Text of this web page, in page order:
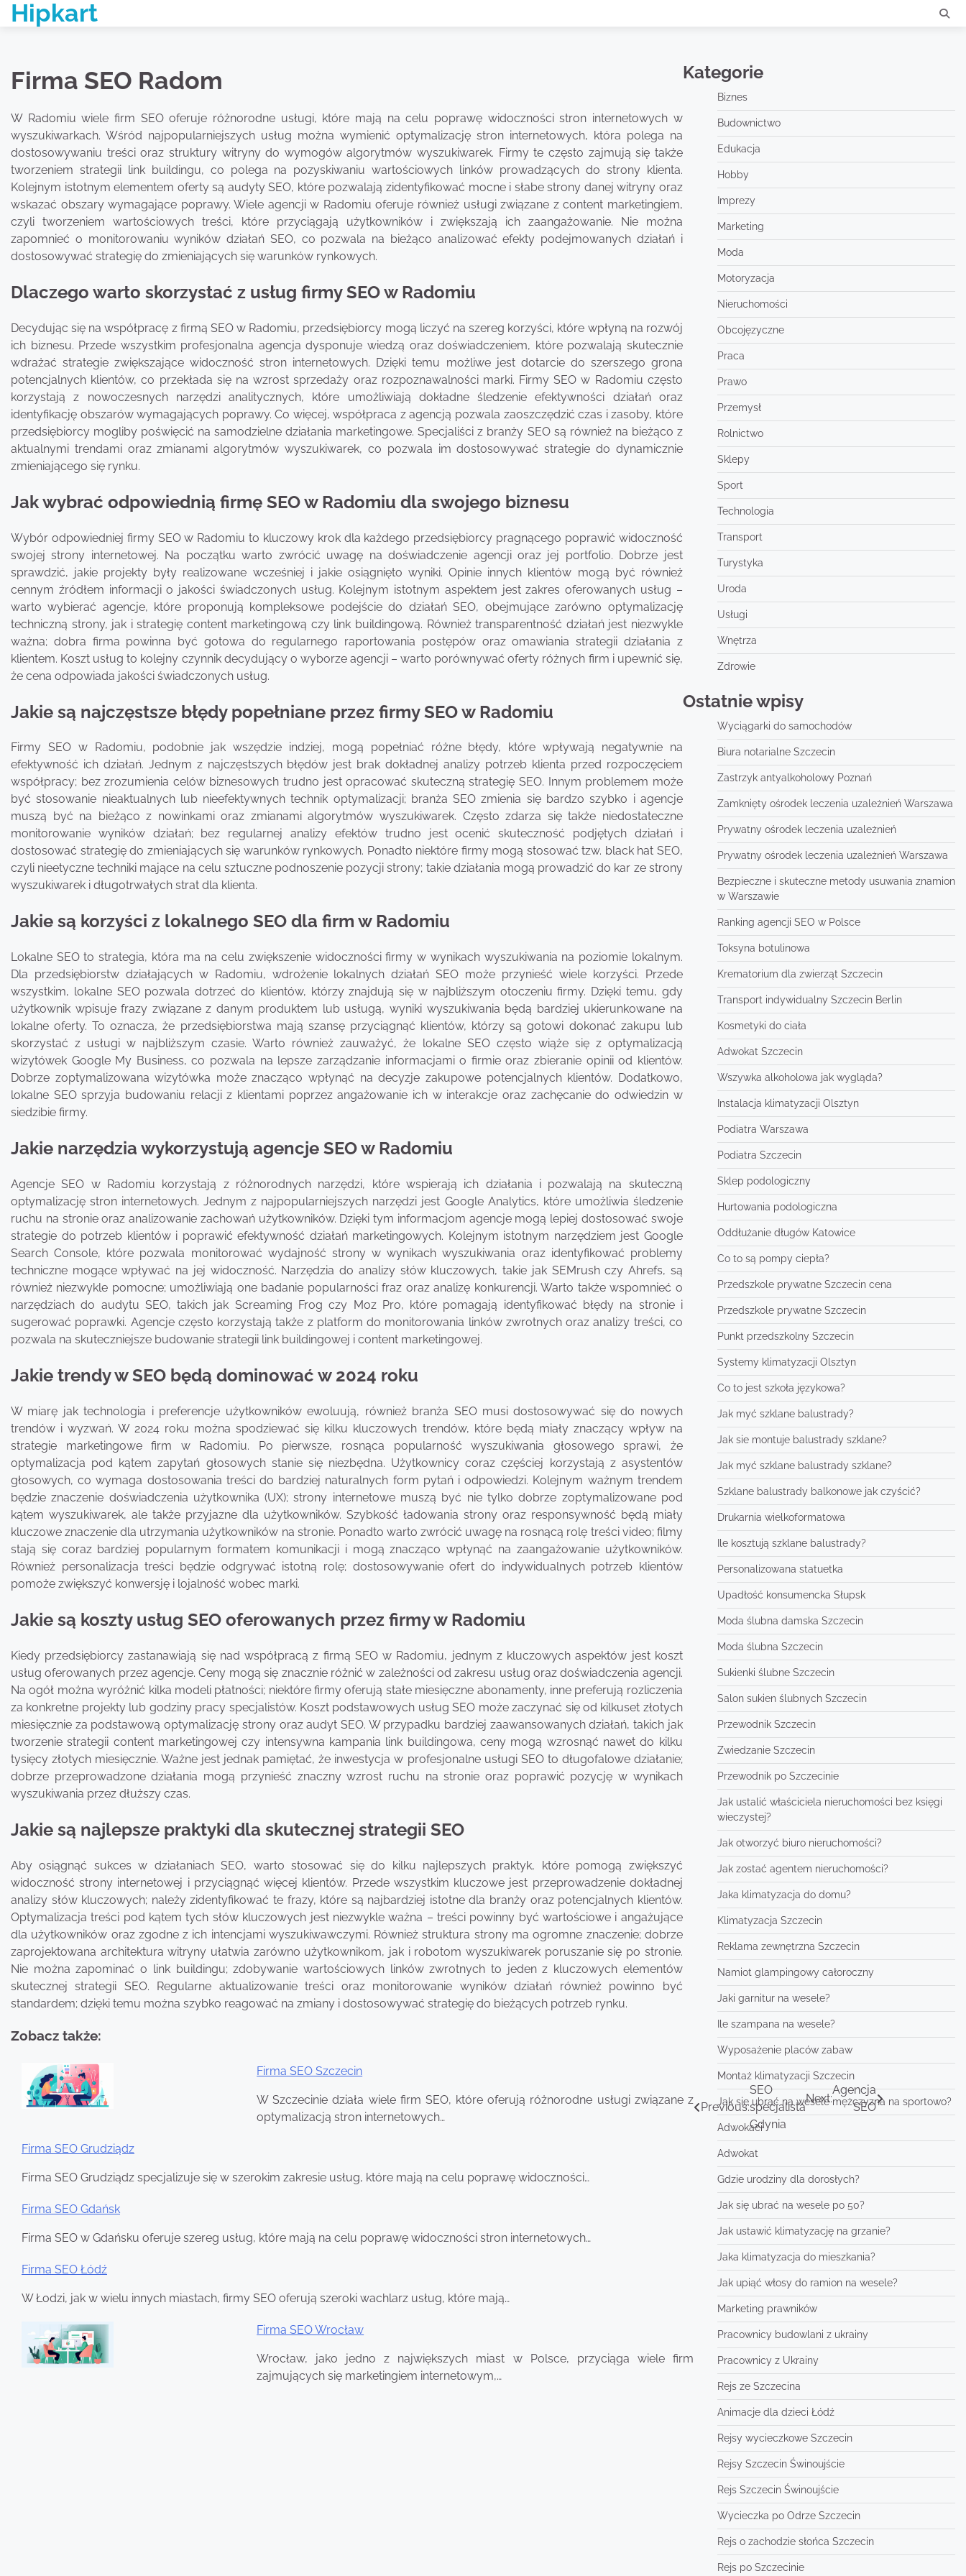
SkipHipkart
Firma SEO Radom
W Radomiu wiele firm SEO oferuje różnorodne usługi, które mają na celu poprawę widoczności stron internetowych w
wyszukiwarkach. Wśród najpopularniejszych usług można wymienić optymalizację stron internetowych, która polega na
dostosowywaniu treści oraz struktury witryny do wymogów algorytmów wyszukiwarek. Firmy te często zajmują się także
tworzeniem strategii link buildingu, co polega na pozyskiwaniu wartościowych linków prowadzących do strony klienta.
Kolejnym istotnym elementem oferty są audyty SEO, które pozwalają zidentyfikować mocne i słabe strony danej witryny oraz
wskazać obszary wymagające poprawy. Wiele agencji w Radomiu oferuje również usługi związane z content marketingiem,
czyli tworzeniem wartościowych treści, które przyciągają użytkowników i zwiększają ich zaangażowanie. Nie można
zapomnieć o monitorowaniu wyników działań SEO, co pozwala na bieżąco analizować efekty podejmowanych działań i
dostosowywać strategię do zmieniających się warunków rynkowych.
Dlaczego warto skorzystać z usług firmy SEO w Radomiu
Decydując się na współpracę z firmą SEO w Radomiu, przedsiębiorcy mogą liczyć na szereg korzyści, które wpłyną na rozwój
ich biznesu. Przede wszystkim profesjonalna agencja dysponuje wiedzą oraz doświadczeniem, które pozwalają skutecznie
wdrażać strategie zwiększające widoczność stron internetowych. Dzięki temu możliwe jest dotarcie do szerszego grona
potencjalnych klientów, co przekłada się na wzrost sprzedaży oraz rozpoznawalności marki. Firmy SEO w Radomiu często
korzystają z nowoczesnych narzędzi analitycznych, które umożliwiają dokładne śledzenie efektywności działań oraz
identyfikację obszarów wymagających poprawy. Co więcej, współpraca z agencją pozwala zaoszczędzić czas i zasoby, które
przedsiębiorcy mogliby poświęcić na samodzielne działania marketingowe. Specjaliści z branży SEO są również na bieżąco z
aktualnymi trendami oraz zmianami algorytmów wyszukiwarek, co pozwala im dostosowywać strategie do dynamicznie
zmieniającego się rynku.
Jak wybrać odpowiednią firmę SEO w Radomiu dla swojego biznesu
Wybór odpowiedniej firmy SEO w Radomiu to kluczowy krok dla każdego przedsiębiorcy pragnącego poprawić widoczność
swojej strony internetowej. Na początku warto zwrócić uwagę na doświadczenie agencji oraz jej portfolio. Dobrze jest
sprawdzić, jakie projekty były realizowane wcześniej i jakie osiągnięto wyniki. Opinie innych klientów mogą być również
cennym źródłem informacji o jakości świadczonych usług. Kolejnym istotnym aspektem jest zakres oferowanych usług –
warto wybierać agencje, które proponują kompleksowe podejście do działań SEO, obejmujące zarówno optymalizację
techniczną strony, jak i strategię content marketingową czy link buildingową. Również transparentność działań jest niezwykle
ważna; dobra firma powinna być gotowa do regularnego raportowania postępów oraz omawiania strategii działania z
klientem. Koszt usług to kolejny czynnik decydujący o wyborze agencji – warto porównywać oferty różnych firm i upewnić się,
że cena odpowiada jakości świadczonych usług.
Jakie są najczęstsze błędy popełniane przez firmy SEO w Radomiu
Firmy SEO w Radomiu, podobnie jak wszędzie indziej, mogą popełniać różne błędy, które wpływają negatywnie na
efektywność ich działań. Jednym z najczęstszych błędów jest brak dokładnej analizy potrzeb klienta przed rozpoczęciem
współpracy; bez zrozumienia celów biznesowych trudno jest opracować skuteczną strategię SEO. Innym problemem może
być stosowanie nieaktualnych lub nieefektywnych technik optymalizacji; branża SEO zmienia się bardzo szybko i agencje
muszą być na bieżąco z nowinkami oraz zmianami algorytmów wyszukiwarek. Często zdarza się także niedostateczne
monitorowanie wyników działań; bez regularnej analizy efektów trudno jest ocenić skuteczność podjętych działań i
dostosować strategię do zmieniających się warunków rynkowych. Ponadto niektóre firmy mogą stosować tzw. black hat SEO,
czyli nieetyczne techniki mające na celu sztuczne podnoszenie pozycji strony; takie działania mogą prowadzić do kar ze strony
wyszukiwarek i długotrwałych strat dla klienta.
Jakie są korzyści z lokalnego SEO dla firm w Radomiu
Lokalne SEO to strategia, która ma na celu zwiększenie widoczności firmy w wynikach wyszukiwania na poziomie lokalnym.
Dla przedsiębiorstw działających w Radomiu, wdrożenie lokalnych działań SEO może przynieść wiele korzyści. Przede
wszystkim, lokalne SEO pozwala dotrzeć do klientów, którzy znajdują się w najbliższym otoczeniu firmy. Dzięki temu, gdy
użytkownik wpisuje frazy związane z danym produktem lub usługą, wyniki wyszukiwania będą bardziej ukierunkowane na
lokalne oferty. To oznacza, że przedsiębiorstwa mają szansę przyciągnąć klientów, którzy są gotowi dokonać zakupu lub
skorzystać z usługi w najbliższym czasie. Warto również zauważyć, że lokalne SEO często wiąże się z optymalizacją
wizytówek Google My Business, co pozwala na lepsze zarządzanie informacjami o firmie oraz zbieranie opinii od klientów.
Dobrze zoptymalizowana wizytówka może znacząco wpłynąć na decyzje zakupowe potencjalnych klientów. Dodatkowo,
lokalne SEO sprzyja budowaniu relacji z klientami poprzez angażowanie ich w interakcje oraz zachęcanie do odwiedzin w
siedzibie firmy.
Jakie narzędzia wykorzystują agencje SEO w Radomiu
Agencje SEO w Radomiu korzystają z różnorodnych narzędzi, które wspierają ich działania i pozwalają na skuteczną
optymalizację stron internetowych. Jednym z najpopularniejszych narzędzi jest Google Analytics, które umożliwia śledzenie
ruchu na stronie oraz analizowanie zachowań użytkowników. Dzięki tym informacjom agencje mogą lepiej dostosować swoje
strategie do potrzeb klientów i poprawić efektywność działań marketingowych. Kolejnym istotnym narzędziem jest Google
Search Console, które pozwala monitorować wydajność strony w wynikach wyszukiwania oraz identyfikować problemy
techniczne mogące wpływać na jej widoczność. Narzędzia do analizy słów kluczowych, takie jak SEMrush czy Ahrefs, są
również niezwykle pomocne; umożliwiają one badanie popularności fraz oraz analizę konkurencji. Warto także wspomnieć o
narzędziach do audytu SEO, takich jak Screaming Frog czy Moz Pro, które pomagają identyfikować błędy na stronie i
sugerować poprawki. Agencje często korzystają także z platform do monitorowania linków zwrotnych oraz analizy treści, co
pozwala na skuteczniejsze budowanie strategii link buildingowej i content marketingowej.
Jakie trendy w SEO będą dominować w 2024 roku
W miarę jak technologia i preferencje użytkowników ewoluują, również branża SEO musi dostosowywać się do nowych
trendów i wyzwań. W 2024 roku można spodziewać się kilku kluczowych trendów, które będą miały znaczący wpływ na
strategie marketingowe firm w Radomiu. Po pierwsze, rosnąca popularność wyszukiwania głosowego sprawi, że
optymalizacja pod kątem zapytań głosowych stanie się niezbędna. Użytkownicy coraz częściej korzystają z asystentów
głosowych, co wymaga dostosowania treści do bardziej naturalnych form pytań i odpowiedzi. Kolejnym ważnym trendem
będzie znaczenie doświadczenia użytkownika (UX); strony internetowe muszą być nie tylko dobrze zoptymalizowane pod
kątem wyszukiwarek, ale także przyjazne dla użytkowników. Szybkość ładowania strony oraz responsywność będą miały
kluczowe znaczenie dla utrzymania użytkowników na stronie. Ponadto warto zwrócić uwagę na rosnącą rolę treści video; filmy
stają się coraz bardziej popularnym formatem komunikacji i mogą znacząco wpłynąć na zaangażowanie użytkowników.
Również personalizacja treści będzie odgrywać istotną rolę; dostosowywanie ofert do indywidualnych potrzeb klientów
pomoże zwiększyć konwersję i lojalność wobec marki.
Jakie są koszty usług SEO oferowanych przez firmy w Radomiu
Kiedy przedsiębiorcy zastanawiają się nad współpracą z firmą SEO w Radomiu, jednym z kluczowych aspektów jest koszt
usług oferowanych przez agencje. Ceny mogą się znacznie różnić w zależności od zakresu usług oraz doświadczenia agencji.
Na ogół można wyróżnić kilka modeli płatności; niektóre firmy oferują stałe miesięczne abonamenty, inne preferują rozliczenia
za konkretne projekty lub godziny pracy specjalistów. Koszt podstawowych usług SEO może zaczynać się od kilkuset złotych
miesięcznie za podstawową optymalizację strony oraz audyt SEO. W przypadku bardziej zaawansowanych działań, takich jak
tworzenie strategii content marketingowej czy intensywna kampania link buildingowa, ceny mogą wzrosnąć nawet do kilku
tysięcy złotych miesięcznie. Ważne jest jednak pamiętać, że inwestycja w profesjonalne usługi SEO to długofalowe działanie;
dobrze przeprowadzone działania mogą przynieść znaczny wzrost ruchu na stronie oraz poprawić pozycję w wynikach
wyszukiwania przez dłuższy czas.
Jakie są najlepsze praktyki dla skutecznej strategii SEO
Aby osiągnąć sukces w działaniach SEO, warto stosować się do kilku najlepszych praktyk, które pomogą zwiększyć
widoczność strony internetowej i przyciągnąć więcej klientów. Przede wszystkim kluczowe jest przeprowadzenie dokładnej
analizy słów kluczowych; należy zidentyfikować te frazy, które są najbardziej istotne dla branży oraz potencjalnych klientów.
Optymalizacja treści pod kątem tych słów kluczowych jest niezwykle ważna – treści powinny być wartościowe i angażujące
dla użytkowników oraz zgodne z ich intencjami wyszukiwawczymi. Również struktura strony ma ogromne znaczenie; dobrze
zaprojektowana architektura witryny ułatwia zarówno użytkownikom, jak i robotom wyszukiwarek poruszanie się po stronie.
Nie można zapominać o link buildingu; zdobywanie wartościowych linków zwrotnych to jeden z kluczowych elementów
skutecznej strategii SEO. Regularne aktualizowanie treści oraz monitorowanie wyników działań również powinno być
standardem; dzięki temu można szybko reagować na zmiany i dostosowywać strategię do bieżących potrzeb rynku.
Zobacz także:
Firma SEO Szczecin
W Szczecinie działa wiele firm SEO, które oferują różnorodne usługi związane z
optymalizacją stron internetowych…
Firma SEO Grudziądz
Firma SEO Grudziądz specjalizuje się w szerokim zakresie usług, które mają na celu poprawę widoczności…
Firma SEO Gdańsk
Firma SEO w Gdańsku oferuje szereg usług, które mają na celu poprawę widoczności stron internetowych…
Firma SEO Łódź
W Łodzi, jak w wielu innych miastach, firmy SEO oferują szeroki wachlarz usług, które mają…
Firma SEO Wrocław
Wrocław, jako jedno z największych miast w Polsce, przyciąga wiele firm
zajmujących się marketingiem internetowym,…
Nawigacja
Previous:
SEO
specjalista
Gdynia
Next:
Agencja
SEO
Kategorie
Biznes
Budownictwo
Edukacja
Hobby
Imprezy
Marketing
Moda
Motoryzacja
Nieruchomości
Obcojęzyczne
Praca
Prawo
Przemysł
Rolnictwo
Sklepy
Sport
Technologia
Transport
Turystyka
Uroda
Usługi
Wnętrza
Zdrowie
Ostatnie wpisy
Wyciągarki do samochodów
Biura notarialne Szczecin
Zastrzyk antyalkoholowy Poznań
Zamknięty ośrodek leczenia uzależnień Warszawa
Prywatny ośrodek leczenia uzależnień
Prywatny ośrodek leczenia uzależnień Warszawa
Bezpieczne i skuteczne metody usuwania znamion
w Warszawie
Ranking agencji SEO w Polsce
Toksyna botulinowa
Krematorium dla zwierząt Szczecin
Transport indywidualny Szczecin Berlin
Kosmetyki do ciała
Adwokat Szczecin
Wszywka alkoholowa jak wygląda?
Instalacja klimatyzacji Olsztyn
Podiatra Warszawa
Podiatra Szczecin
Sklep podologiczny
Hurtowania podologiczna
Oddłużanie długów Katowice
Co to są pompy ciepła?
Przedszkole prywatne Szczecin cena
Przedszkole prywatne Szczecin
Punkt przedszkolny Szczecin
Systemy klimatyzacji Olsztyn
Co to jest szkoła językowa?
Jak myć szklane balustrady?
Jak sie montuje balustrady szklane?
Jak myć szklane balustrady szklane?
Szklane balustrady balkonowe jak czyścić?
Drukarnia wielkoformatowa
Ile kosztują szklane balustrady?
Personalizowana statuetka
Upadłość konsumencka Słupsk
Moda ślubna damska Szczecin
Moda ślubna Szczecin
Sukienki ślubne Szczecin
Salon sukien ślubnych Szczecin
Przewodnik Szczecin
Zwiedzanie Szczecin
Przewodnik po Szczecinie
Jak ustalić właściciela nieruchomości bez księgi
wieczystej?
Jak otworzyć biuro nieruchomości?
Jak zostać agentem nieruchomości?
Jaka klimatyzacja do domu?
Klimatyzacja Szczecin
Reklama zewnętrzna Szczecin
Namiot glampingowy całoroczny
Jaki garnitur na wesele?
Ile szampana na wesele?
Wyposażenie placów zabaw
Montaż klimatyzacji Szczecin
Jak się ubrać na wesele mężczyzna na sportowo?
Adwokaci
Adwokat
Gdzie urodziny dla dorosłych?
Jak się ubrać na wesele po 50?
Jak ustawić klimatyzację na grzanie?
Jaka klimatyzacja do mieszkania?
Jak upiąć włosy do ramion na wesele?
Marketing prawników
Pracownicy budowlani z ukrainy
Pracownicy z Ukrainy
Rejs ze Szczecina
Animacje dla dzieci Łódź
Rejsy wycieczkowe Szczecin
Rejsy Szczecin Świnoujście
Rejs Szczecin Świnoujście
Wycieczka po Odrze Szczecin
Rejs o zachodzie słońca Szczecin
Rejs po Szczecinie